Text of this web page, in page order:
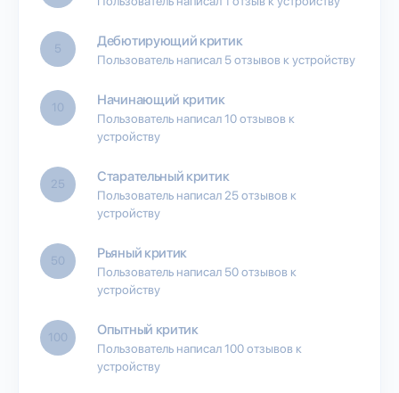
5 Дебютирующий критик
Пользователь написал 5 отзывов к устройству
10 Начинающий критик
Пользователь написал 10 отзывов к
устройству
25 Старательный критик
Пользователь написал 25 отзывов к
устройству
50 Рьяный критик
Пользователь написал 50 отзывов к
устройству
100 Опытный критик
Пользователь написал 100 отзывов к
устройству